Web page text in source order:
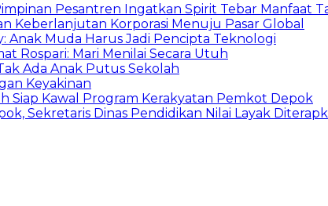
Pesantren Ingatkan Spirit Tebar Manfaat
Keberlanjutan Korporasi Menuju Pasar Global
Anak Muda Harus Jadi Pencipta Teknologi
Rospari: Mari Menilai Secara Utuh
Ada Anak Putus Sekolah
Keyakinan
Siap Kawal Program Kerakyatan Pemkot Depok
Sekretaris Dinas Pendidikan Nilai Layak